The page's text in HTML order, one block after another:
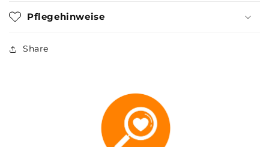
Pflegehinweise
Share